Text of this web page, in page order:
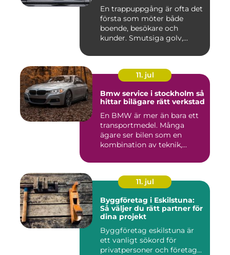
En trappuppgång är ofta det
första som möter både
boende, besökare och
kunder. Smutsiga golv,
11. jul
Bmw service i stockholm så
hittar bilägare rätt verkstad
En BMW är mer än bara ett
transportmedel. Många
ägare ser bilen som en
kombination av teknik,
11. jul
Byggföretag i Eskilstuna:
Så väljer du rätt partner för
dina projekt
Byggföretag eskilstuna är
ett vanligt sökord för
privatpersoner och företag...